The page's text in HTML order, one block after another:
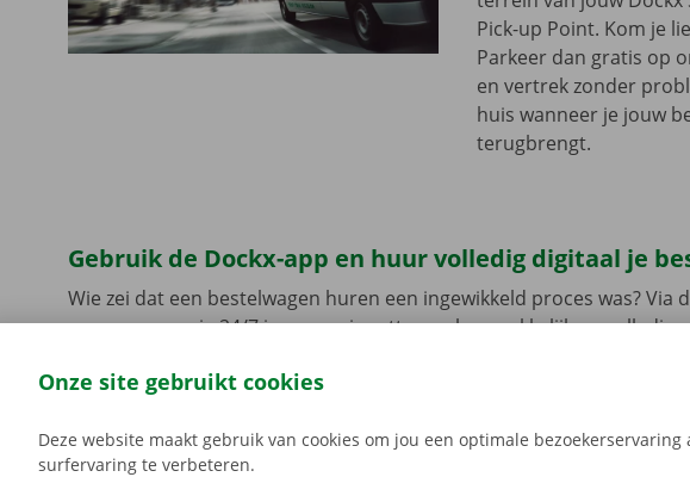
Pick-up Point. Kom je
Parkeer dan gratis op
en vertrek zonder
huis wanneer je jouw
terugbrengt.
Gebruik de Dockx-app en huur volledig digitaal je
Wie zei dat een bestelwagen huren een ingewikkeld proces was? Via
app reserveer je 24/7 jouw camionette: snel, gemakkelijk en volledig
je deze met de digitale sleutel. Vind de app voor
Onze site gebruikt cookies
Deze website maakt gebruik van cookies om jou een optimale
surfervaring te verbeteren.